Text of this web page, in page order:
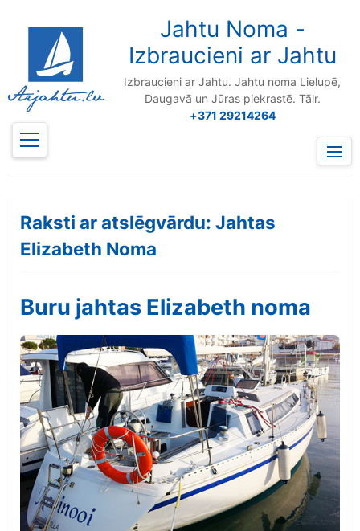
Jahtu Noma -
Izbraucieni ar Jahtu
Izbraucieni ar Jahtu. Jahtu noma Lielupē,
Daugavā un Jūras piekrastē. Tālr.
+371 29214264
Menu
Raksti ar atslēgvārdu: Jahtas
Elizabeth Noma
Buru jahtas Elizabeth noma